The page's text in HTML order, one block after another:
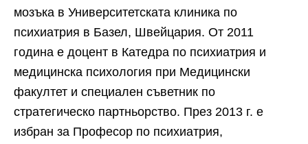
мозъка в Университетската клиника по
психиатрия в Базел, Швейцария. От 2011
година е доцент в Катедра по психиатрия и
медицинска психология при Медицински
факултет и специален съветник по
стратегическо партньорство. През 2013 г. е
избран за Професор по психиатрия,